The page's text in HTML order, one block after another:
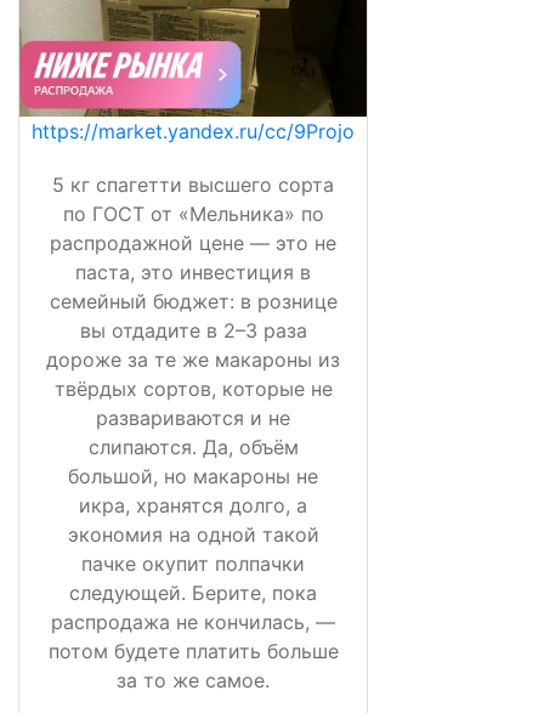
https://market.yandex.ru/cc/9Projo
5 кг спагетти высшего сорта
по ГОСТ от «Мельника» по
распродажной цене — это не
паста, это инвестиция в
семейный бюджет: в рознице
вы отдадите в 2–3 раза
дороже за те же макароны из
твёрдых сортов, которые не
развариваются и не
слипаются. Да, объём
большой, но макароны не
икра, хранятся долго, а
экономия на одной такой
пачке окупит полпачки
следующей. Берите, пока
распродажа не кончилась, —
потом будете платить больше
за то же самое.